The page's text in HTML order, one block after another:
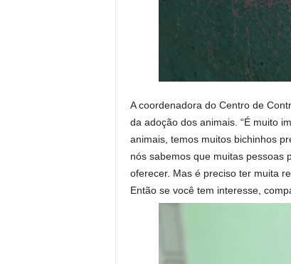
A coordenadora do Centro de
da adoção dos animais. “É muito
animais, temos muitos bichinhos
nós sabemos que muitas pessoas
oferecer. Mas é preciso ter muita
Então se você tem interesse,